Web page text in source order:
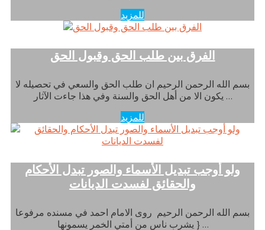
للمزيد
الفرق بين طلب الحق وقبول الحق
بسم الله الرحمن الرحيم ان طلب الحق والسعي في تحصيله لا
يكون الا من أهل الحق والسنة وفي هذا جاءت الآثار …
للمزيد
ولو أوجب تبديل الأسماء والصور تبدل الأحكام
والحقائق لفسدت الديانات
بسم الله الرحمن الرحيم روى الامام احمد في مسنده مرفوعا
{ يشرب ناس من أمتي الخمر يسمونها …